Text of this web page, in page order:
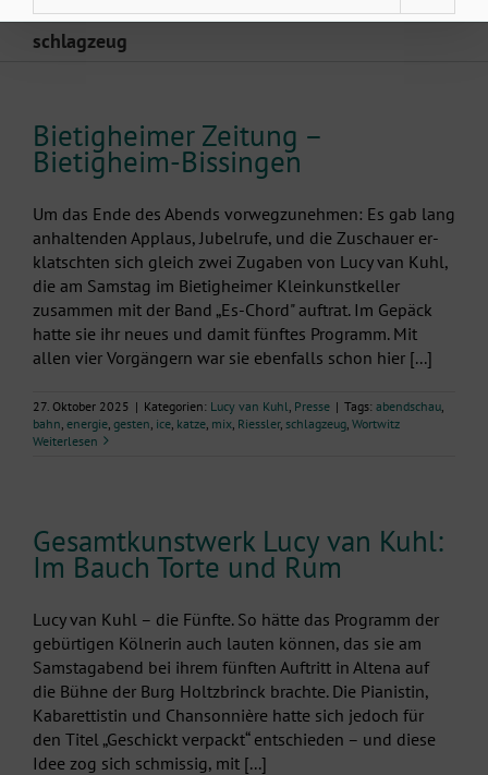
schlagzeug
Bietigheimer Zeitung –
Bietigheim-Bissingen
Um das Ende des Abends vorwegzunehmen: Es gab lang
anhaltenden Applaus, Jubelrufe, und die Zuschauer er-
klatschten sich gleich zwei Zugaben von Lucy van Kuhl,
die am Samstag im Bietigheimer Kleinkunstkeller
zusammen mit der Band „Es-Chord" auftrat. Im Gepäck
hatte sie ihr neues und damit fünftes Programm. Mit
allen vier Vorgängern war sie ebenfalls schon hier [...]
27. Oktober 2025 | Kategorien: Lucy van Kuhl Presse | Tags: abendschau
bahn energie gesten ice katze mix Riessler, schlagzeug Wortwitz
Weiterlesen
Gesamtkunstwerk Lucy van Kuhl:
Im Bauch Torte und Rum
Lucy van Kuhl – die Fünfte. So hätte das Programm der
gebürtigen Kölnerin auch lauten können, das sie am
Samstagabend bei ihrem fünften Auftritt in Altena auf
die Bühne der Burg Holtzbrinck brachte. Die Pianistin,
Kabarettistin und Chansonnière hatte sich jedoch für
den Titel „Geschickt verpackt“ entschieden – und diese
Idee zog sich schmissig, mit [...]